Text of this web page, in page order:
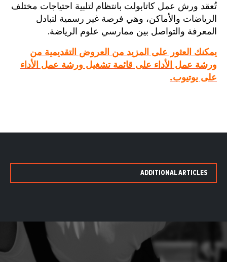
تُعقد ورش عمل كاتابولت بانتظام لتلبية احتياجات مختلف
الرياضات والأماكن، وهي فرصة غير رسمية لتبادل
المعرفة والتواصل بين ممارسي علوم الرياضة.
يمكنك العثور على المزيد من العروض التقديمية من
ورشة عمل الأداء على قائمة تشغيل ورشة عمل الأداء
على يوتيوب.
ADDITIONAL ARTICLES